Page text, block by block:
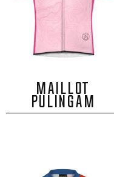
MAILLOT
PULINGAM